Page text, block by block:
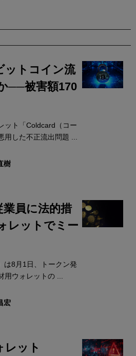
ットコイン流
──被害額170
ット「Coldcard（コー
した不正流出問題 ...
樹
員に法的措
レットでミー
は8月1日、トークン発
ウォレットの ...
宏
レット